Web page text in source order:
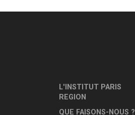
L'INSTITUT PARIS
REGION
QUE FAISONS-NOUS ?